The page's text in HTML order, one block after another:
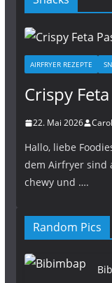
AIRFRYER REZEPTE
Crispy
22. Mai 2026
Hallo, liebe
dem Airfryer sind
chewy und ….
Random Pics